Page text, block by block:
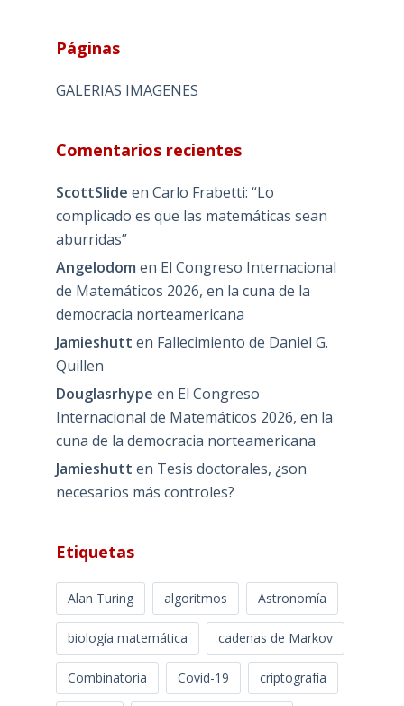
Páginas
GALERIAS IMAGENES
Comentarios recientes
ScottSlide en Carlo Frabetti: “Lo
complicado es que las matemáticas sean
aburridas”
Angelodom en El Congreso Internacional
de Matemáticos 2026, en la cuna de la
democracia norteamericana
Jamieshutt en Fallecimiento de Daniel G.
Quillen
Douglasrhype en El Congreso
Internacional de Matemáticos 2026, en la
cuna de la democracia norteamericana
Jamieshutt en Tesis doctorales, ¿son
necesarios más controles?
Etiquetas
Alan Turing algoritmos Astronomía
biología matemática cadenas de Markov
Combinatoria Covid-19 criptografía